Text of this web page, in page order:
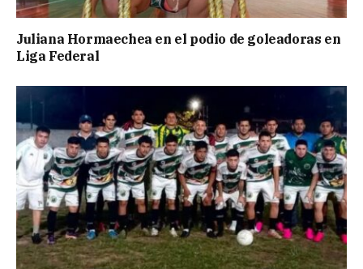
Juliana Hormaechea en el podio de goleadoras en
Liga Federal